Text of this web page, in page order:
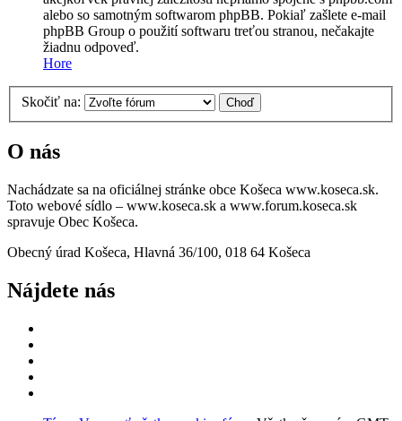
alebo so samotným softwarom phpBB. Pokiaľ zašlete e-mail
phpBB Group o použití softwaru treťou stranou, nečakajte
žiadnu odpoveď.
Hore
Skočiť na:
O nás
Nachádzate sa na oficiálnej stránke obce Košeca www.koseca.sk.
Toto webové sídlo – www.koseca.sk a www.forum.koseca.sk
spravuje Obec Košeca.
Obecný úrad Košeca, Hlavná 36/100, 018 64 Košeca
Nájdete nás